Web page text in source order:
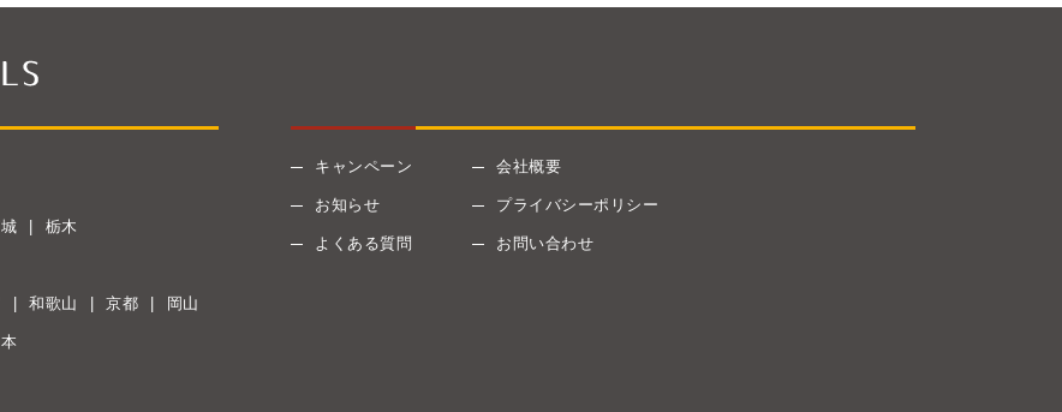
栃木
和歌山 京都 岡山
キャンペーン
お知らせ
よくある質問
会社概要
プライバシーポリシー
お問い合わせ